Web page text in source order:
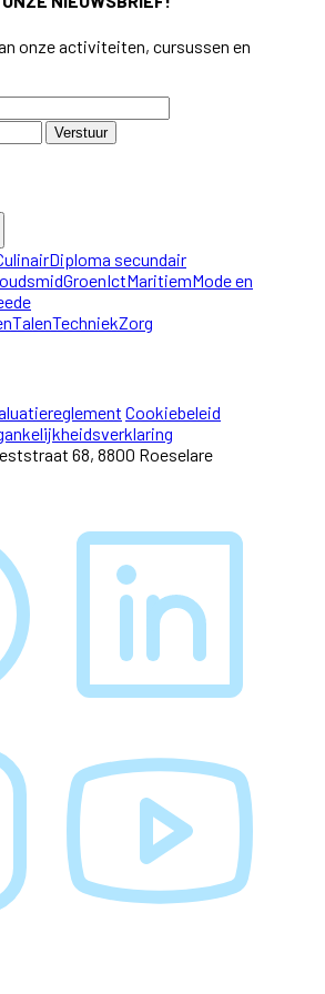
onze activiteiten, cursussen en
Verstuur
Diploma secundair
GroenIctMaritiemMode en
TalenTechniekZorg
Cookiebeleid
68, 8800 Roeselare